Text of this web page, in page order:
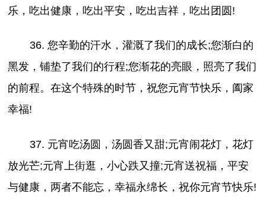
乐，吃出健康，吃出平安，吃出吉祥，吃出团圆!
36. 您辛勤的汗水，灌溉了我们的成长;您渐白的
黑发，铺垫了我们的行程;您渐花的亮眼，照亮了我们
的前程。在这个特殊的时节，祝您元宵节快乐，阖家
幸福!
37. 元宵吃汤圆，汤圆香又甜;元宵闹花灯，花灯
放光芒;元宵上街逛，小心跌又撞;元宵送祝福，平安
与健康，两者不能忘，幸福永绵长，祝你元宵节快乐!